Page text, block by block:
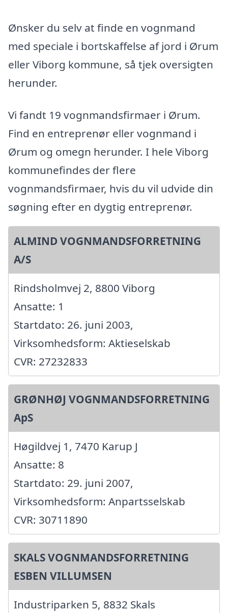
Ønsker du selv at finde en vognmand
med speciale i bortskaffelse af jord i Ørum
eller Viborg kommune, så tjek oversigten
herunder.
Vi fandt 19 vognmandsfirmaer i Ørum.
Find en entreprenør eller vognmand i
Ørum og omegn herunder. I hele Viborg
kommunefindes der flere
vognmandsfirmaer, hvis du vil udvide din
søgning efter en dygtig entreprenør.
ALMIND VOGNMANDSFORRETNING
A/S
Rindsholmvej 2, 8800 Viborg
Ansatte: 1
Startdato: 26. juni 2003,
Virksomhedsform: Aktieselskab
CVR: 27232833
GRØNHØJ VOGNMANDSFORRETNING
ApS
Høgildvej 1, 7470 Karup J
Ansatte: 8
Startdato: 29. juni 2007,
Virksomhedsform: Anpartsselskab
CVR: 30711890
SKALS VOGNMANDSFORRETNING
ESBEN VILLUMSEN
Industriparken 5, 8832 Skals